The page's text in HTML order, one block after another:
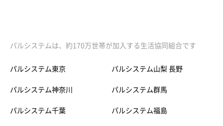
パルシステムは、約170万世帯が加入する生活協同組合です
パルシステム東京
パルシステム神奈川
パルシステム千葉
パルシステム山梨 長野
パルシステム群馬
パルシステム福島